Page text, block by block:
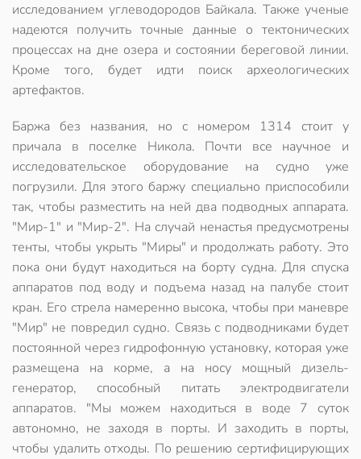
исследованием углеводородов Байкала. Также ученые
надеются получить точные данные о тектонических
процессах на дне озера и состоянии береговой линии.
Кроме того, будет идти поиск археологических
артефактов.
Баржа без названия, но с номером 1314 стоит у
причала в поселке Никола. Почти все научное и
исследовательское оборудование на судно уже
погрузили. Для этого баржу специально приспособили
так, чтобы разместить на ней два подводных аппарата.
"Мир-1" и "Мир-2". На случай ненастья предусмотрены
тенты, чтобы укрыть "Миры" и продолжать работу. Это
пока они будут находиться на борту судна. Для спуска
аппаратов под воду и подъема назад на палубе стоит
кран. Его стрела намеренно высока, чтобы при маневре
"Мир" не повредил судно. Связь с подводниками будет
постоянной через гидрофонную установку, которая уже
размещена на корме, а на носу мощный дизель-
генератор, способный питать электродвигатели
аппаратов. "Мы можем находиться в воде 7 суток
автономно, не заходя в порты. И заходить в порты,
чтобы удалить отходы. По решению сертифицирующих